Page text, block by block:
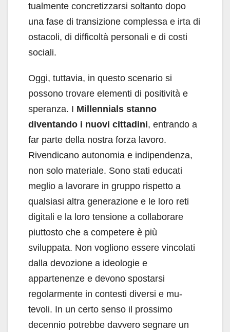
tualmente concretizzarsi soltanto dopo
una fase di transizione complessa e irta di
ostacoli, di dif­ficoltà personali e di costi
sociali.
Oggi, tuttavia, in questo scenario si
posso­no trovare elementi di positività e
speranza. I Millennials stanno
diventando i nuovi citta­dini, entrando a
far parte della nostra forza la­voro.
Rivendicano autonomia e indipendenza,
non solo materiale. Sono stati educati
meglio a lavorare in gruppo rispetto a
qualsiasi altra ge­nerazione e le loro reti
digitali e la loro tensio­ne a collaborare
piuttosto che a competere è più
sviluppata. Non vogliono essere vincolati
dalla devozione a ideologie e
appartenenze e devono spostarsi
regolarmente in contesti diversi e mu­
tevoli. In un certo senso il prossimo
decennio potrebbe davvero segnare un